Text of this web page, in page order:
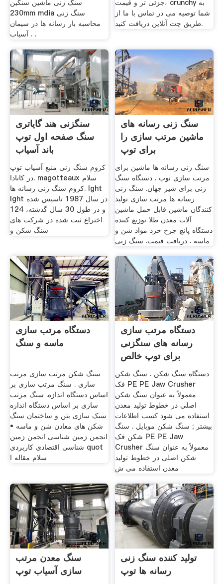
سنگ زنی ماشین سنگین
230mm mdia سنگ زنی
محاسبه بار رسانه ها در سیمان
آسیاب . .
جزئی تر و قیمت، crunchy به
شما توصیه می در تماس با ما از
طریق چت آنلاین دریافت کنید.
سنگزنی هند گایاتری
سنگ صفحه اول توپ
باند آسیاب
کروم سنگ زنی منبع آسیاب توپ
در کانادا. magotteaux سلام
کروم سنگ زنی رسانه ها. lght
lght در سال 1987 تاسیس شده
و در طول 30 سال گذشته، 124
اختراع ثبت شده در شركت های
سنگ شكن و
سنگ زنی رسانه های
ماشین مرتب سازی را
برای توپ
سنگ زنی رسانه ها ماشین برای
مرتب سازی توپ . دستگاه سنگ
زنی برای شیر جهان. سنگ زنی
رسانه ها مرتب سازی تولید
کنندگان ماشین قابل حمل ماشین
آلات معدن طلا توزیع کننده
دستگاه پانچ چرخ خرد مواد شن و
ماسه . دریافت قیمت. سنگ زنی
دستگاه مرتب سازی
ماسه و سنگ
سنگ شکن مرتب سازی مرتب
سازی . سنگ مرتب سازی بر
اساس دستگاه اندازه. سنگ مرتب
سازی بر اساس دستگاه اندازه
سبک سازی بتن و ساختمان سنگ
شکن های معادن شن و ماسه •
انجمن زمین شناسی انجمن زمین
شناسی اقتصادی کاربردی quot
سلام مقاله ا
دستگاه مرتب سازی
رسانه های سنگزنی
برای توپ خالص
دستگاه سنگ شکن . سنگ شکن
فک PE PE Jaw Crusher
معمولاً به عنوان سنگ شکن
اصلی در خطوط تولید معدن
استفاده می شود کسب اطلاعات
بیشتر ; سنگ شکن موبایل . سنگ
شکن فک PE PE Jaw
Crusher معمولاً به عنوان سنگ
شکن اصلی در خطوط تولید
معدن استفاده می ش
سنگ معدن مرتب
سازی آسیاب توپ
تولید کننده سنگ زنی
رسانه ها توپ